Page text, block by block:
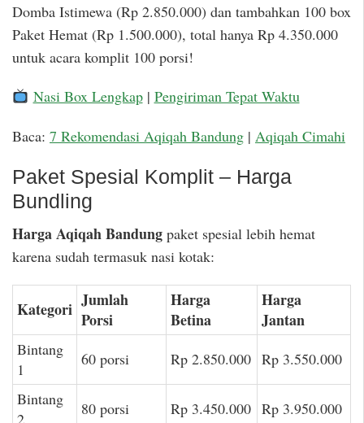
Domba Istimewa (Rp 2.850.000) dan tambahkan 100 box
Paket Hemat (Rp 1.500.000), total hanya Rp 4.350.000
untuk acara komplit 100 porsi!
Nasi Box Lengkap| Pengiriman Tepat Waktu
Baca: 7 Rekomendasi Aqiqah Bandung | Aqiqah Cimahi
Paket Spesial Komplit – Harga
Bundling
Harga Aqiqah Bandung paket spesial lebih hemat
karena sudah termasuk nasi kotak:
Kategori Jumlah
Porsi
Harga
Betina
Harga
Jantan
Bintang
1
60 porsi Rp 2.850.000 Rp 3.550.000
Bintang
2
80 porsi Rp 3.450.000 Rp 3.950.000